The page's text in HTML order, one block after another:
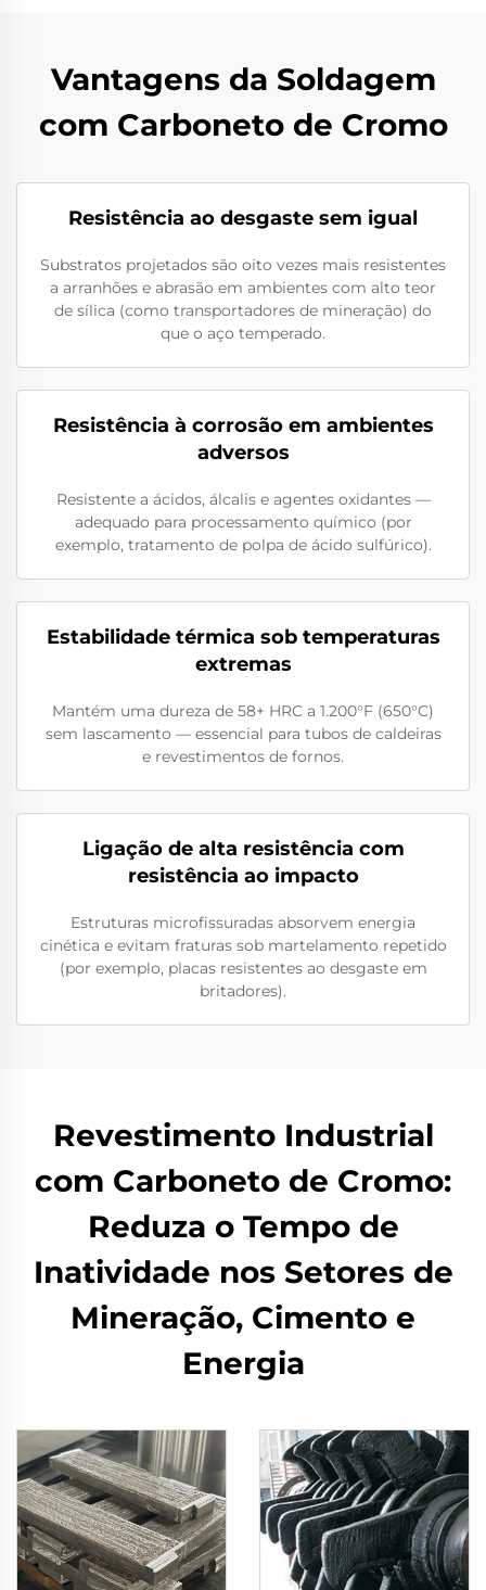
Vantagens da Soldagem
com Carboneto de Cromo
Resistência ao desgaste sem igual
Substratos projetados são oito vezes mais resistentes
a arranhões e abrasão em ambientes com alto teor
de sílica (como transportadores de mineração) do
que o aço temperado.
Resistência à corrosão em ambientes
adversos
Resistente a ácidos, álcalis e agentes oxidantes —
adequado para processamento químico (por
exemplo, tratamento de polpa de ácido sulfúrico).
Estabilidade térmica sob temperaturas
extremas
Mantém uma dureza de 58+ HRC a 1.200°F (650°C)
sem lascamento — essencial para tubos de caldeiras
e revestimentos de fornos.
Ligação de alta resistência com
resistência ao impacto
Estruturas microfissuradas absorvem energia
cinética e evitam fraturas sob martelamento repetido
(por exemplo, placas resistentes ao desgaste em
britadores).
Revestimento Industrial
com Carboneto de Cromo:
Reduza o Tempo de
Inatividade nos Setores de
Mineração, Cimento e
Energia